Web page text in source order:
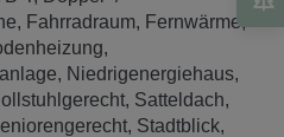
Fahrradraum
Fernwärme
Niedrigenergiehaus
Satteldach
Stadtblick